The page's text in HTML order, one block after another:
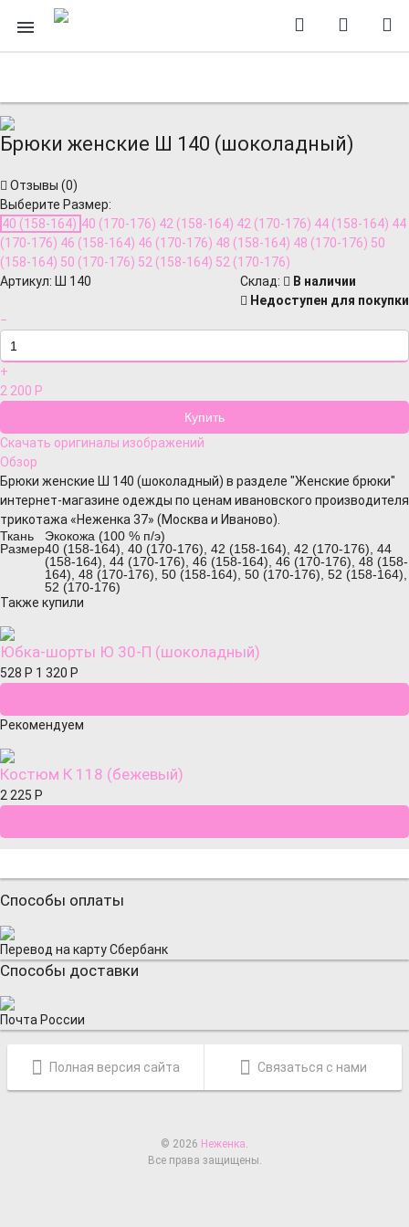
Брюки женские Ш 140 (шоколадный)
Отзывы (0)
Выберите Размер:
40 (158-164) 40 (170-176) 42 (158-164) 42 (170-176) 44 (158-164) 44
(170-176) 46 (158-164) 46 (170-176) 48 (158-164) 48 (170-176) 50
(158-164) 50 (170-176) 52 (158-164) 52 (170-176)
Артикул: Ш 140 Cклад:
В наличии
Недоступен для покупки
−
+
2 200 Р
Скачать оригиналы изображений
Обзор
Брюки женские Ш 140 (шоколадный) в разделе "Женские брюки"
интернет-магазине одежды по ценам ивановского производителя
трикотажа «Неженка 37» (Москва и Иваново).
Ткань
Экокожа (100 % п/э)
Размер40 (158-164), 40 (170-176), 42 (158-164), 42 (170-176), 44
(158-164), 44 (170-176), 46 (158-164), 46 (170-176), 48 (158-
164), 48 (170-176), 50 (158-164), 50 (170-176), 52 (158-164),
52 (170-176)
Также купили
Юбка-шорты Ю 30-П (шоколадный)
528 Р 1 320 Р
Рекомендуем
Костюм К 118 (бежевый)
2 225 Р
Способы оплаты
Перевод на карту Сбербанк
Способы доставки
Почта России
Полная версия сайта Связаться с нами
© 2026 Неженка.
Все права защищены.